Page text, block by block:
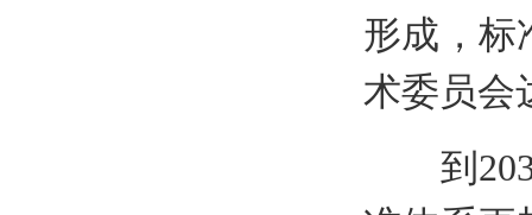
形成，标
术委员会
到2035